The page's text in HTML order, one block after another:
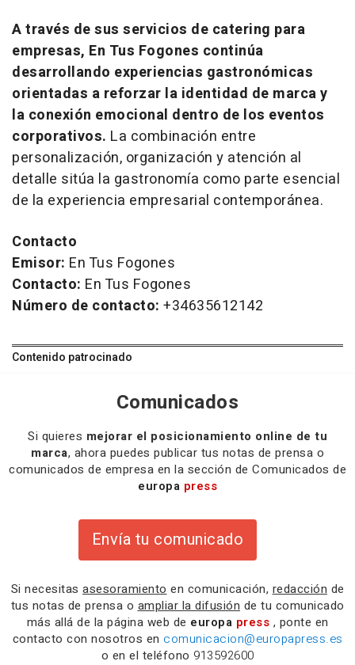
A través de sus servicios de catering para
empresas, En Tus Fogones continúa
desarrollando experiencias gastronómicas
orientadas a reforzar la identidad de marca y
la conexión emocional dentro de los eventos
corporativos. La combinación entre
personalización, organización y atención al
detalle sitúa la gastronomía como parte esencial
de la experiencia empresarial contemporánea.
Contacto
Emisor: En Tus Fogones
Contacto: En Tus Fogones
Número de contacto: +34635612142
Contenido patrocinado
Comunicados
Si quieres mejorar el posicionamiento online de tu
marca, ahora puedes publicar tus notas de prensa o
comunicados de empresa en la sección de Comunicados de
europa press
Envía tu comunicado
Si necesitas asesoramiento en comunicación, redacción de
tus notas de prensa o ampliar la difusión de tu comunicado
más allá de la página web de europa press , ponte en
contacto con nosotros en comunicacion@europapress.es
o en el teléfono 913592600